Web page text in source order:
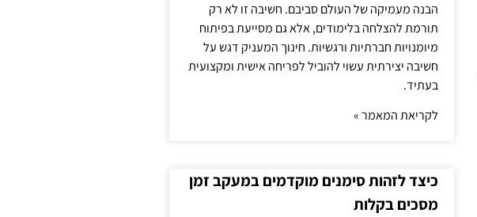
הבנה מעמיקה של העולם סביבם. חשיבה זו לא רק
תורמת להצלחה בלימודים, אלא גם מסייעת בפיתוח
מיומנויות חברתיות ורגשיות. חינוך המעניק דגש על
חשיבה יצירתית עשוי להוביל לפריחה אישית ומקצועית
בעתיד.
לקריאת המאמר »
כיצד לזהות סימנים מוקדמים במעקב זמן
מסכים בקלות